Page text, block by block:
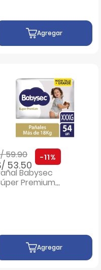
Agregar
rebajado de
59.90a
53.50
-11%
Babysec
Premium
Agregar